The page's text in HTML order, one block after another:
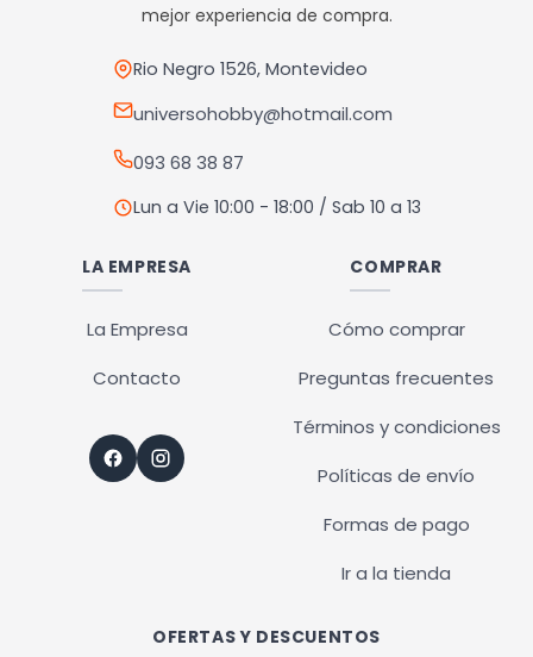
producto
mejor experiencia de compra.
Rio Negro 1526, Montevideo
universohobby@hotmail.com
093 68 38 87
Lun a Vie 10:00 - 18:00 / Sab 10 a 13
LA EMPRESA
La Empresa
Contacto
COMPRAR
Cómo comprar
Preguntas frecuentes
Términos y condiciones
Políticas de envío
Formas de pago
Ir a la tienda
OFERTAS Y DESCUENTOS